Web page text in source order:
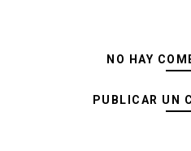
NO HAY
PUBLICAR UN